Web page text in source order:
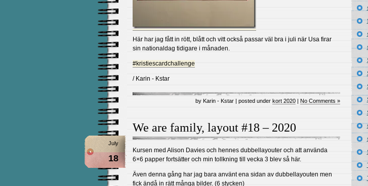
Här har jag fått in rött, blått och vitt också passar väl bra i juli när Usa firar
sin nationaldag tidigare i månaden.
#kristiescardchallenge
/ Karin - Kstar
by Karin - Kstar | posted under kort 2020 | No Comments »
We are family, layout #18 – 2020
July
18
Kursen med Alison Davies och hennes dubbellayouter och att använda
6×6 papper fortsätter och min tollkning till vecka 3 blev så här.
Även denna gång har jag bara använt ena sidan av dubbellayouten men
fick ändå in rätt många bilder. (6 stycken)